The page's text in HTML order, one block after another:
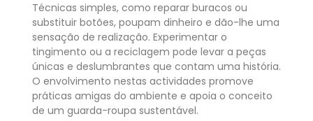
Técnicas simples, como reparar buracos ou
substituir botões, poupam dinheiro e dão-lhe uma
sensação de realização. Experimentar o
tingimento ou a reciclagem pode levar a peças
únicas e deslumbrantes que contam uma história.
O envolvimento nestas actividades promove
práticas amigas do ambiente e apoia o conceito
de um guarda-roupa sustentável.